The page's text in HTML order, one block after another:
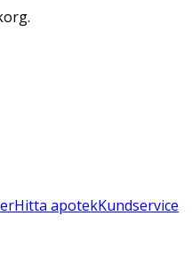
Hitta apotekKundservice